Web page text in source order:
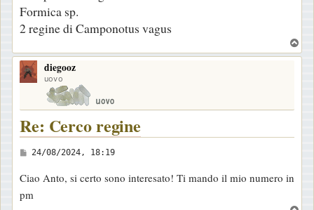
Formica sp.
2 regine di Camponotus vagus
o
diegooz
uovo
Re: Cerco regine
M
s
s
24/08/2024, 18:19
Ciao Anto, si certo sono interesato! Ti mando il mio numero in
pm